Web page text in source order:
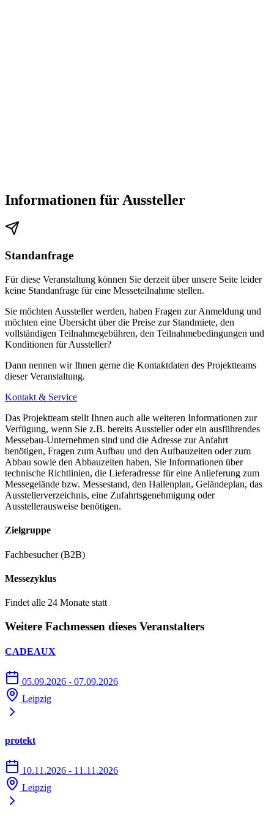
schnell erreichbar: In etwa 10 bis 15 Minuten über die Autobahn
BER sowie über den Flughafen Dresden.
Von Berlin Hauptbahnhof fährt der ICE direkt nach Leipzig in 1
Stunde und 15 Minuten, von Berlin Südkreuz in 1 Stunde und 5
Minuten.
Mit dem Auto sind es knapp 2 Stunden vom Berliner Flughafen bis
Parkplätze
Das Leipziger Messegelände verfügt insgesamt über;
12.500 Besucherparkplätze
2.000 Ausstellerparkplätze
200 Lkw-Parkplätze
Bei der Parkplatzsuche ist Ihnen das dynamische Parkleitsystem
Informationen für Aussteller
Standanfrage
Für diese Veranstaltung können Sie derzeit über unsere Seite leider
keine Standanfrage für eine Messeteilnahme stellen.
Sie möchten Aussteller werden, haben Fragen zur Anmeldung und
möchten eine Übersicht über die Preise zur Standmiete, den
vollständigen Teilnahmegebühren, den Teilnahmebedingungen und
Konditionen für Aussteller?
Dann nennen wir Ihnen gerne die Kontaktdaten des Projektteams
dieser Veranstaltung.
Kontakt & Service
Das Projektteam stellt Ihnen auch alle weiteren Informationen zur
Verfügung, wenn Sie z.B. bereits Aussteller oder ein ausführendes
Messebau-Unternehmen sind und die Adresse zur Anfahrt
benötigen, Fragen zum Aufbau und den Aufbauzeiten oder zum
Abbau sowie den Abbauzeiten haben, Sie Informationen über
technische Richtlinien, die Lieferadresse für eine Anlieferung zum
Messegelände bzw. Messestand, den Hallenplan, Geländeplan, das
Ausstellerverzeichnis, eine Zufahrtsgenehmigung oder
Ausstellerausweise benötigen.
Zielgruppe
Fachbesucher (B2B)
Messezyklus
Findet alle 24 Monate statt
Weitere Fachmessen dieses Veranstalters
CADEAUX
05.09.2026 - 07.09.2026
Leipzig
protekt
10.11.2026 - 11.11.2026
Leipzig